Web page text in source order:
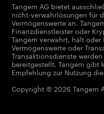
Tangem AG bietet
nicht-verwahrlösungen für
Vermögenswerte an.
Finanzdienstleister oder
Tangem verwahrt, hält
Vermögenswerte oder
Transaktionsdienste
bereitgestellt. Tangem gibt
Empfehlung zur Nutzung